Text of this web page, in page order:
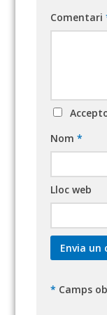
Comentari
Nom *
Lloc web
* Camps